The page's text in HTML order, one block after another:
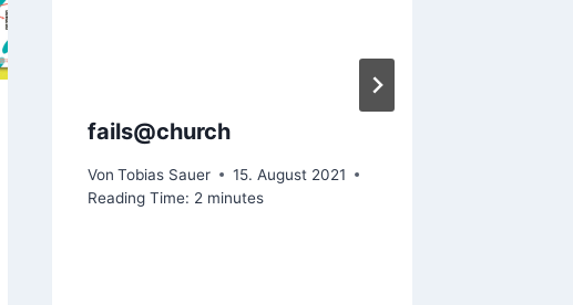
fails@church
Von Tobias Sauer
15. August 2021
Reading Time: 2 minutes